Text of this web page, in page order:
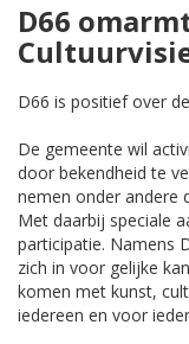
D66
D66 is positief over
De gemeente wil
door bekendheid te
nemen onder andere
Met daarbij speciale
participatie. Namens
zich in voor gelijke
komen met kunst,
iedereen en voor